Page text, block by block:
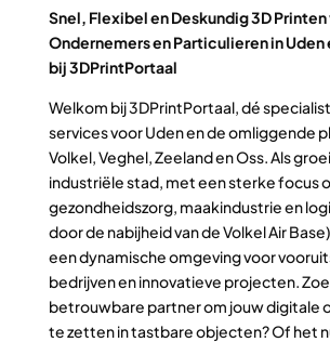
Snel, Flexibel en Deskundig 3D
Ondernemers en Particulieren in Uden
bij 3DPrintPortaal
Welkom bij 3DPrintPortaal, dé
services voor Uden en de omliggende
Volkel, Veghel, Zeeland en Oss. Als
industriële stad, met een sterke focus
gezondheidszorg, maakindustrie en
door de nabijheid van de Volkel Air
een dynamische omgeving voor
bedrijven en innovatieve projecten.
betrouwbare partner om jouw digitale
te zetten in tastbare objecten? Of het